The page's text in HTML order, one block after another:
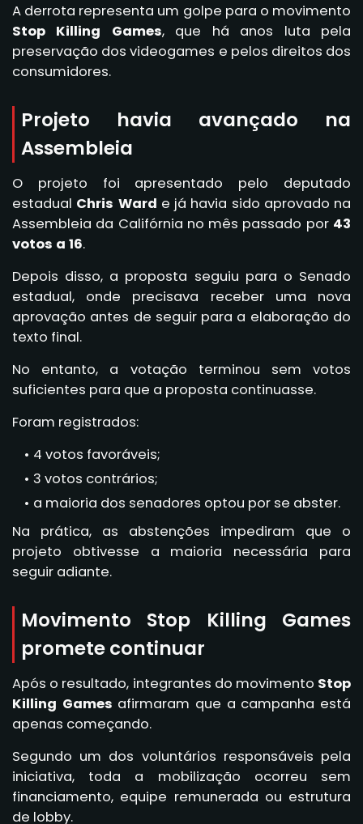
A derrota representa um golpe para o movimento
Stop Killing Games, que há anos luta pela
preservação dos videogames e pelos direitos dos
consumidores.
Projeto havia avançado na
Assembleia
O projeto foi apresentado pelo deputado
estadual Chris Ward e já havia sido aprovado na
Assembleia da Califórnia no mês passado por 43
votos a 16.
Depois disso, a proposta seguiu para o Senado
estadual, onde precisava receber uma nova
aprovação antes de seguir para a elaboração do
texto final.
No entanto, a votação terminou sem votos
suficientes para que a proposta continuasse.
Foram registrados:
4 votos favoráveis;
3 votos contrários;
a maioria dos senadores optou por se abster.
Na prática, as abstenções impediram que o
projeto obtivesse a maioria necessária para
seguir adiante.
Movimento Stop Killing Games
promete continuar
Após o resultado, integrantes do movimento Stop
Killing Games afirmaram que a campanha está
apenas começando.
Segundo um dos voluntários responsáveis pela
iniciativa, toda a mobilização ocorreu sem
financiamento, equipe remunerada ou estrutura
de lobby.